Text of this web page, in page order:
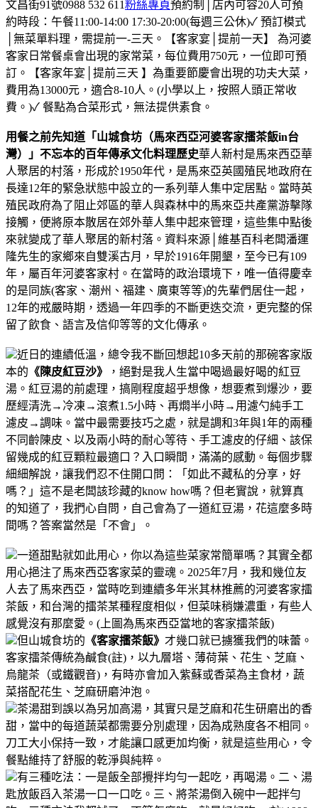
文昌街91號0988 532 611粉絲專頁預約制│店內可容20人可預
約時段： 午餐11:00-14:00 17:30-20:00(每週三公休)✓ 預訂模式
│無菜單料理，需提前一-三天。
【客家宴│提前一天】 為河婆
客家日常餐桌會出現的家常菜，每位費用750元，一位即可預
訂。
【客家年宴│提前三天 】為重要節慶會出現的功夫大菜，
費用為13000元，適合8-10人。 (小學以上，按照人頭正常收
費。)✓ 餐點為合菜形式，無法提供素食。
用餐之前先知道「山城食坊（馬來西亞河婆客家擂茶飯in台
灣）」不忘本的百年傳承文化料理歷史華人新村是馬來西亞華
人聚居的村落，形成於1950年代，是馬來亞英國殖民地政府在
長達12年的緊急狀態中設立的一系列華人集中定居點。當時英
殖民政府為了阻止郊區的華人與森林中的馬來亞共產黨游擊隊
接觸，便將原本散居在郊外華人集中起來管理，這些集中點後
來就變成了華人聚居的新村落。資料來源│維基百科老闆潘運
隆先生的家鄉來自雙溪古月，早於1916年開墾，至今已有109
年，屬百年河婆客家村。在當時的政治環境下，唯一值得慶幸
的是同族(客家、潮州、福建、廣東等等)的先輩們居住一起，
12年的戒嚴時期，透過一年四季的不斷更迭交流，更完整的保
留了飲食、語言及信仰等等的文化傳承。
近日的連續低溫，總令我不斷回想起10多天前的那碗客家版
本的 《陳皮紅豆沙》
，絕對是我人生當中喝過最好喝的紅豆
湯。 紅豆湯的前處理，搞剛程度超乎想像，想要煮到爆沙，要
歷經清洗→冷凍→滾煮1.5小時、再燜半小時→用濾勺純手工
濾皮→調味。 當中最需要技巧之處，就是調和3年與1年的兩種
不同齡陳皮、以及兩小時的耐心等待、手工濾皮的仔細、該保
留幾成的紅豆顆粒最適口？入口瞬間，滿滿的感動。 每個步驟
細細解說，讓我們忍不住開口問：「如此不藏私的分享，好
嗎？」這不是老闆該珍藏的know how嗎？但老實說，就算真
的知道了，我捫心自問，自己會為了一道紅豆湯，花這麼多時
間嗎？答案當然是「不會」。
一道甜點就如此用心，你以為這些菜家常簡單嗎？其實全都
用心挹注了馬來西亞客家菜的靈魂。 2025年7月，我和幾位友
人去了馬來西亞，當時吃到連續多年米其林推薦的河婆客家擂
茶飯，和台灣的擂茶某種程度相似，但菜味稍嫌濃重，有些人
感覺沒有那麼愛。(上圖為馬來西亞當地的客家擂茶飯)
但山城食坊的 《客家擂茶飯》 才幾口就已擄獲我們的味蕾。
客家擂茶傳統為鹹食(註)，以九層塔、薄荷葉、花生、芝麻、
烏龍茶（或鐵觀音)，有時亦會加入紫蘇或香菜為主食材，蔬
菜搭配花生、芝麻研磨沖泡。
茶湯甜到誤以為另加高湯，其實只是芝麻和花生研磨出的香
甜，當中的每道蔬菜都需要分別處理，因為成熟度各不相同。
刀工大小保持一致，才能讓口感更加均衡，就是這些用心，令
餐點維持了舒服的乾淨與純粹。
有三種吃法： 一是飯全部攪拌均勻一起吃，再喝湯。 二、湯
匙放飯舀入茶湯一口一口吃。 三、將茶湯倒入碗中一起拌勻